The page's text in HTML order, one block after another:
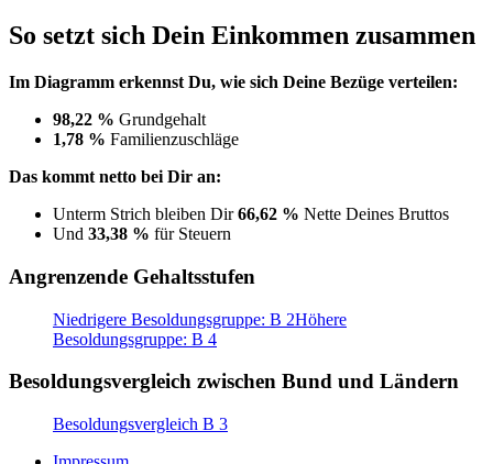
So setzt sich Dein Einkommen zusammen
Im Diagramm erkennst Du, wie sich Deine Bezüge verteilen:
98,22 % Grundgehalt
1,78 % Familienzuschläge
Das kommt netto bei Dir an:
Unterm Strich bleiben Dir66,62 % Nette Deines Bruttos
Und 33,38 % für Steuern
Angrenzende Gehaltsstufen
Niedrigere Besoldungsgruppe: B 2Höhere
Besoldungsgruppe: B 4
Besoldungsvergleich zwischen Bund und Ländern
Besoldungsvergleich B 3